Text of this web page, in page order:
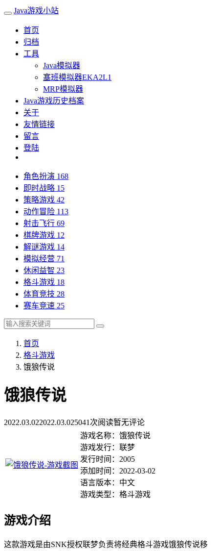
Java游戏小站
首页
归档
工具
Java模拟器
塞班模拟器EKA2L1
MRP模拟器
Java游戏历史档案
关于
友情链接
留言
登陆
角色扮演 168
即时战略 15
策略游戏 42
动作冒险 113
射击飞行 69
棋牌游戏 12
解谜游戏 14
模拟经营 71
休闲益智 23
格斗游戏 18
体育竞技 28
赛车竞速 25
首页
格斗游戏
饿狼传说
饿狼传说
2022.03.022022.03.025041次阅读暂无评论
游戏名称：饿狼传说
游戏发行：联梦
发行时间：2005
添加时间：2022-03-02
语言版本：中文
游戏类型：格斗游戏
游戏介绍
这款游戏是由SNK授权联梦负责将经典格斗游戏饿狼传说移